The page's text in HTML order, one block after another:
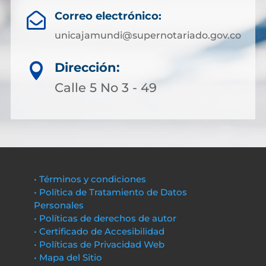
 Correo electrónico:
unicajamundi@supernotariado.gov.co

Dirección:
Calle 5 No 3 - 49
• Términos y condiciones
• Política de Tratamiento de Datos
Personales
• Políticas de derechos de autor
• Certificado de Accesibilidad
• Políticas de Privacidad Web
• Mapa del Sitio